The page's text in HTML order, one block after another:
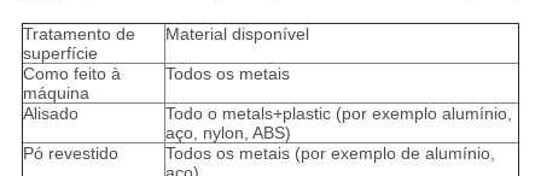
Tratamento de
superfície
Material disponível
Como feito à
máquina
Todos os metais
Alisado
Todo o metals+plastic (por exemplo alumínio,
aço, nylon, ABS)
Pó revestido
Todos os metais (por exemplo de alumínio,